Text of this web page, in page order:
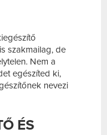
szakmailag, de
Nem a
egészíted ki,
nevezi
ÉS